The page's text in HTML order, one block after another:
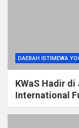
DAERAH ISTIMEWA
KWaS Hadir
International